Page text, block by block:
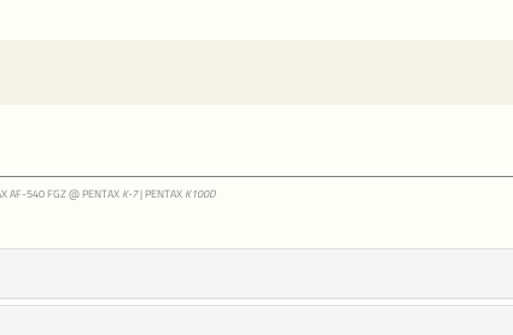
AF-540 FGZ @ PENTAX K-7| PENTAX K100D